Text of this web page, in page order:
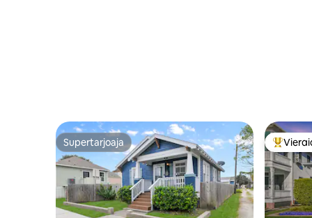
Supertarjoaja
Supertarjoaja